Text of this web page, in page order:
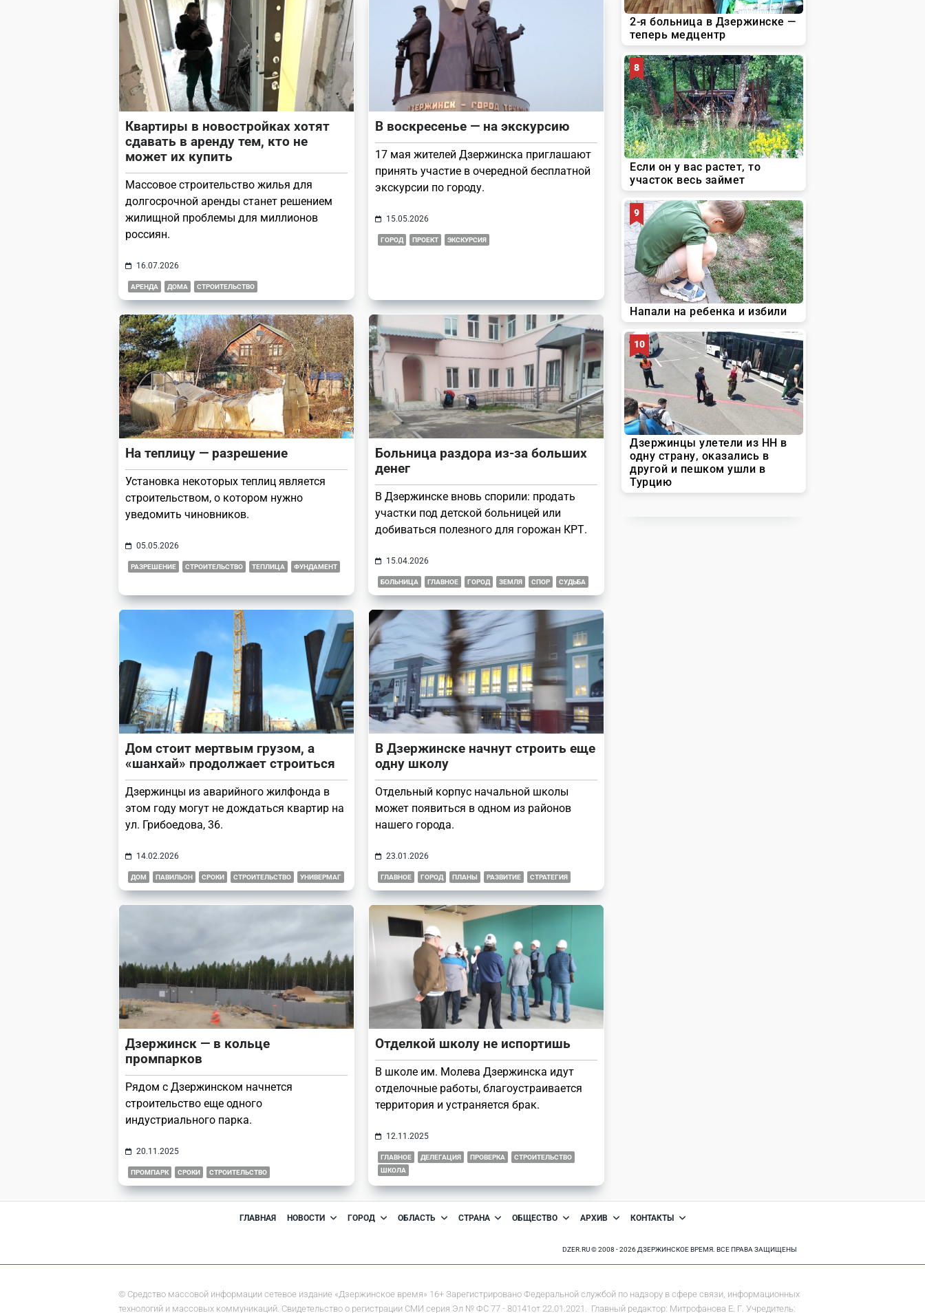
reader-
text">Page</span>
Квартиры в новостройках хотят
сдавать в аренду тем, кто не
может их купить
Массовое строительство жилья для
долгосрочной аренды станет решением
жилищной проблемы для миллионов
россиян.
16.07.2026
АРЕНДА ДОМА СТРОИТЕЛЬСТВО
В воскресенье — на экскурсию
17 мая жителей Дзержинска приглашают
принять участие в очередной бесплатной
экскурсии по городу.
15.05.2026
ГОРОД ПРОЕКТ ЭКСКУРСИЯ
На теплицу — разрешение
Установка некоторых теплиц является
строительством, о котором нужно
уведомить чиновников.
05.05.2026
РАЗРЕШЕНИЕ СТРОИТЕЛЬСТВО ТЕПЛИЦА ФУНДАМЕНТ
Больница раздора из-за больших
денег
В Дзержинске вновь спорили: продать
участки под детской больницей или
добиваться полезного для горожан КРТ.
15.04.2026
БОЛЬНИЦА ГЛАВНОЕ ГОРОД ЗЕМЛЯ СПОР СУДЬБА
Дом стоит мертвым грузом, а
«шанхай» продолжает строиться
Дзержинцы из аварийного жилфонда в
этом году могут не дождаться квартир на
ул. Грибоедова, 36.
14.02.2026
ДОМ ПАВИЛЬОН СРОКИ СТРОИТЕЛЬСТВО УНИВЕРМАГ
В Дзержинске начнут строить еще
одну школу
Отдельный корпус начальной школы
может появиться в одном из районов
нашего города.
23.01.2026
ГЛАВНОЕ ГОРОД ПЛАНЫ РАЗВИТИЕ СТРАТЕГИЯ
Дзержинск — в кольце
промпарков
Рядом с Дзержинском начнется
строительство еще одного
индустриального парка.
20.11.2025
ПРОМПАРК СРОКИ СТРОИТЕЛЬСТВО
Отделкой школу не испортишь
В школе им. Молева Дзержинска идут
отделочные работы, благоустраивается
территория и устраняется брак.
12.11.2025
ГЛАВНОЕ ДЕЛЕГАЦИЯ ПРОВЕРКА
СТРОИТЕЛЬСТВО
ШКОЛА
ГЛАВНАЯ НОВОСТИ ГОРОД ОБЛАСТЬ СТРАНА ОБЩЕСТВО АРХИВ КОНТАКТЫ
DZER.RU © 2008 - 2026 ДЗЕРЖИНСКОЕ ВРЕМЯ. ВСЕ ПРАВА ЗАЩИЩЕНЫ
© Средство массовой информации сетевое издание «Дзержинское время» 16+ Зарегистрировано Федеральной службой по надзору в сфере связи, информационных
технологий и массовых коммуникаций. Свидетельство о регистрации СМИ серия Эл № ФС 77 - 80141от 22.01.2021. Главный редактор: Митрофанова Е. Г. Учредитель: